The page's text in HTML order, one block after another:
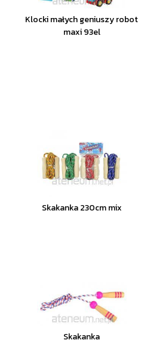
Klocki małych geniuszy robot
maxi 93el
Skakanka 230cm mix
Skakanka